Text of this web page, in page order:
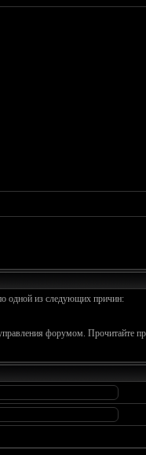
одной из следующих причин:
форумом. Прочитайте